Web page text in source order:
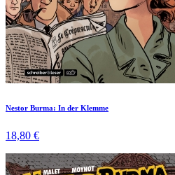
Nestor Burma: In der Klemme
18,80 €